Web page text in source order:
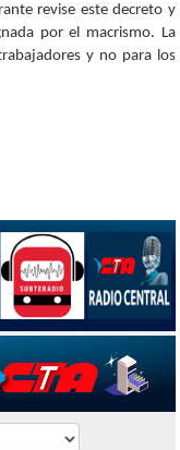
revise este decreto y
por el macrismo. La
y no para los